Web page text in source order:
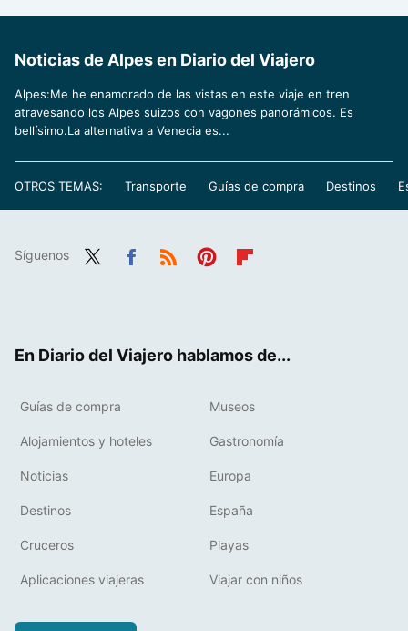
Noticias de Alpes en Diario del Viajero
Alpes:Me he enamorado de las vistas en este viaje en tren
atravesando los Alpes suizos con vagones panorámicos. Es
bellísimo.La alternativa a Venecia es...
OTROS TEMAS: Transporte Guías de compra Destinos
Síguenos
En Diario del Viajero hablamos de...
Guías de compra Museos
Alojamientos y hoteles Gastronomía
Noticias Europa
Destinos España
Cruceros Playas
Aplicaciones viajeras Viajar con niños